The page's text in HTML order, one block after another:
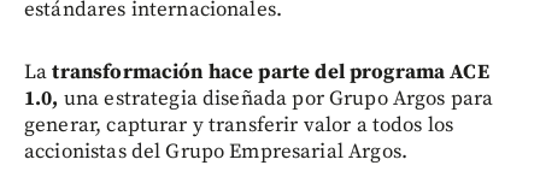
estándares internacionales.
Latransformación hace parte del programa ACE
1.0, una estrategia diseñada por Grupo Argos para
generar, capturar y transferir valor a todos los
accionistas del Grupo Empresarial Argos.